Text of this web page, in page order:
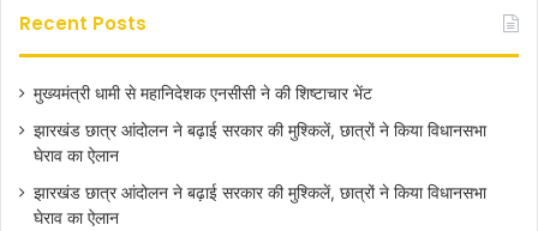
Recent Posts
मुख्यमंत्री धामी से महानिदेशक एनसीसी ने की शिष्टाचार भेंट
झारखंड छात्र आंदोलन ने बढ़ाई सरकार की मुश्किलें, छात्रों ने किया विधानसभा
घेराव का ऐलान
झारखंड छात्र आंदोलन ने बढ़ाई सरकार की मुश्किलें, छात्रों ने किया विधानसभा
घेराव का ऐलान